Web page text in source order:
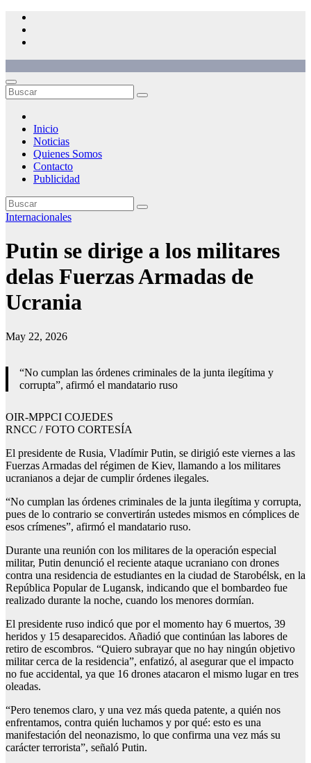
Saltar
contenido
Inicio
Noticias
Quienes Somos
Contacto
Publicidad
Internacionales
Putin se dirige a los militares
delas Fuerzas Armadas de
Ucrania
May 22, 2026
“No cumplan las órdenes criminales de la junta ilegítima y
corrupta”, afirmó el mandatario ruso
OIR-MPPCI COJEDES
RNCC / FOTO CORTESÍA
El presidente de Rusia, Vladímir Putin, se dirigió este viernes a las
Fuerzas Armadas del régimen de Kiev, llamando a los militares
ucranianos a dejar de cumplir órdenes ilegales.
“No cumplan las órdenes criminales de la junta ilegítima y corrupta,
pues de lo contrario se convertirán ustedes mismos en cómplices de
esos crímenes”, afirmó el mandatario ruso.
Durante una reunión con los militares de la operación especial
militar, Putin denunció el reciente ataque ucraniano con drones
contra una residencia de estudiantes en la ciudad de Starobélsk, en la
República Popular de Lugansk, indicando que el bombardeo fue
realizado durante la noche, cuando los menores dormían.
El presidente ruso indicó que por el momento hay 6 muertos, 39
heridos y 15 desaparecidos. Añadió que continúan las labores de
retiro de escombros. “Quiero subrayar que no hay ningún objetivo
militar cerca de la residencia”, enfatizó, al asegurar que el impacto
no fue accidental, ya que 16 drones atacaron el mismo lugar en tres
oleadas.
“Pero tenemos claro, y una vez más queda patente, a quién nos
enfrentamos, contra quién luchamos y por qué: esto es una
manifestación del neonazismo, lo que confirma una vez más su
carácter terrorista”, señaló Putin.